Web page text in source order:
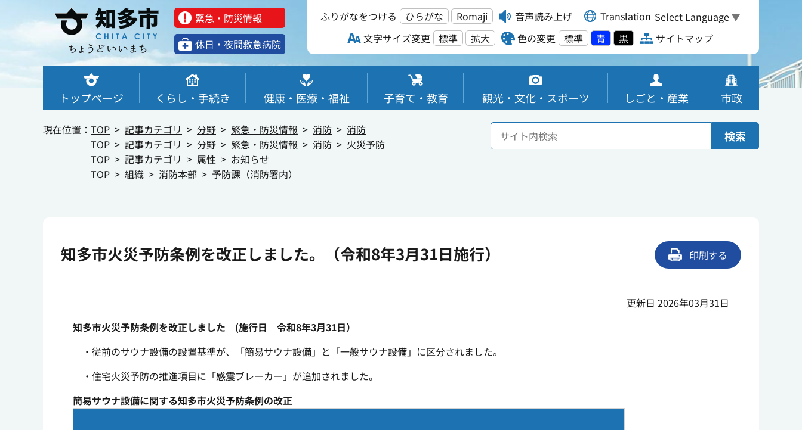
緊急・防災情報
休⽇・夜間救急病院
ふりがなをつける ひらがな Romaji 音声読み上げ Translation Select Language▼
文字サイズ変更
標準 拡大 色の変更 標準 青 黒 サイトマップ
トップページ くらし・手続き 健康・医療・福祉 子育て・教育 観光・文化・スポーツ しごと・産業 市政
現在位置： TOP 記事カテゴリ 分野 緊急・防災情報 消防
消防
TOP
記事カテゴリ 分野 緊急・防災情報 消防
火災予防
TOP
記事カテゴリ 属性
お知らせ
TOP
組織 消防本部 予防課（消防署内）
検索
知多市火災予防条例を改正しました。（令和8年3月31日施行） 印刷する
更新日 2026年03月31日
知多市火災予防条例を改正しました (施行日 令和8年3月31日）
・従前のサウナ設備の設置基準が、「簡易サウナ設備」と「一般サウナ設備」に区分されました。
・住宅火災予防の推進項目に「感震ブレーカー」が追加されました。
簡易サウナ設備に関する知多市火災予防条例の改正